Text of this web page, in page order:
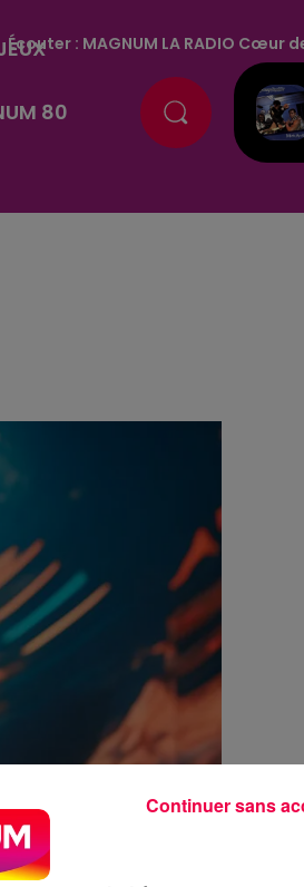
80
Écouter : MAGNUM LA RADIO Cœur
Continuer sans